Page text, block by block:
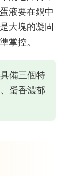
液要在鍋中
大塊的凝固
掌控。
備三個特
蛋香濃郁